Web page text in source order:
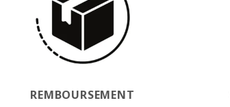
REMBOURSEMENT